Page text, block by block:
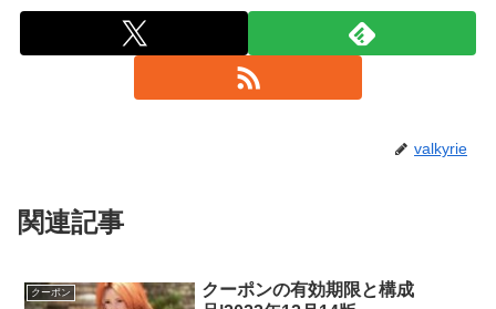
valkyrie
関連記事
クーポン
クーポンの有効期限と構成